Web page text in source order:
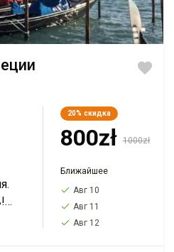
20% скидка
800zł 1000zł
Ближайшее
Авг 10
Авг 11
Авг 12